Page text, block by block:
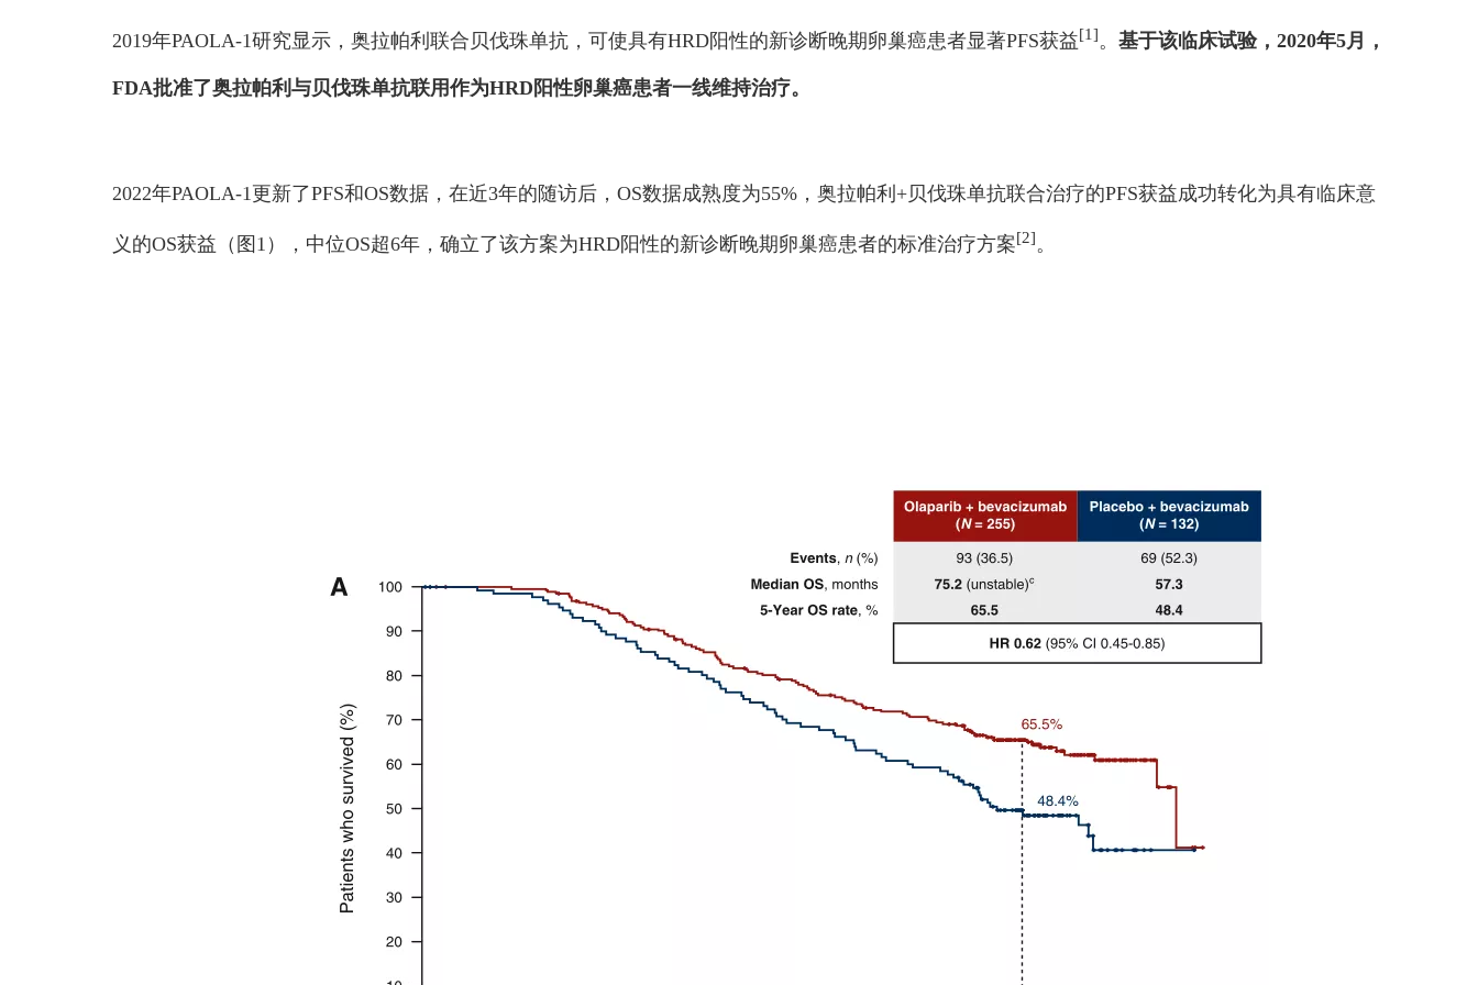
2019年PAOLA-1研究显示，奥拉帕利联合贝伐珠单抗，可使具有HRD阳性的新诊断晚期卵巢癌患者显著PFS获益[1]。 基于该临床试验，2020年5月，
FDA批准了奥拉帕利与贝伐珠单抗联用作为HRD阳性卵巢癌患者一线维持治疗。
2022年PAOLA-1更新了PFS和OS数据，在近3年的随访后，OS数据成熟度为55%，奥拉帕利+贝伐珠单抗联合治疗的PFS获益成功转化为具有临床意
义的OS获益（图1），中位OS超6年，确立了该方案为HRD阳性的新诊断晚期卵巢癌患者的标准治疗方案[2]。